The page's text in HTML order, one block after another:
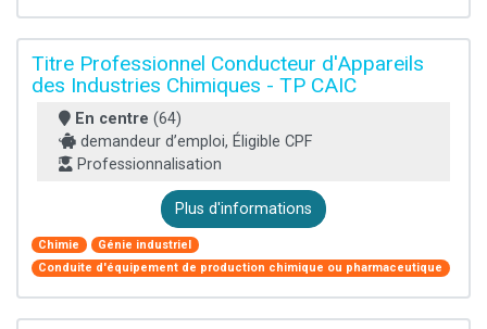
Titre Professionnel Conducteur d'Appareils
des Industries Chimiques - TP CAIC
En centre (64)
demandeur d’emploi, Éligible CPF
Professionnalisation
Plus d'informations
Chimie
Génie industriel
Conduite d'équipement de production chimique ou pharmaceutique